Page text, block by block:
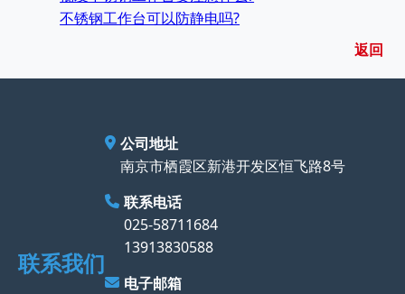
不锈钢工作台可以防静电吗?
返回
联系我们
公司地址
南京市栖霞区新港开发区恒飞路8号
联系电话
025-58711684
13913830588
电子邮箱